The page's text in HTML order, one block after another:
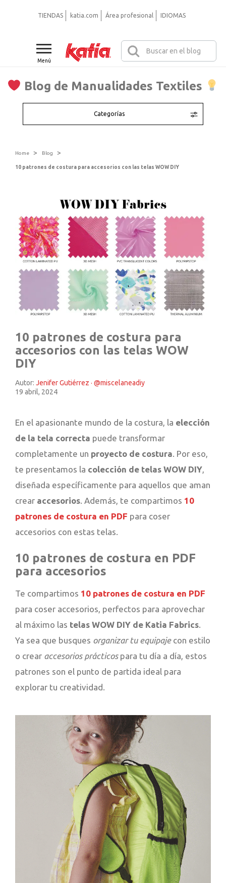
Menú
Blog de Manualidades Textiles
Categorías
TIENDAS katia.com Área profesional IDIOMAS
Home > Blog >
10 patrones de costura para accesorios con las telas WOW DIY
10 patrones de costura para
accesorios con las telas WOW
DIY
Autor: Jenifer Gutiérrez · @miscelaneadiy
19 abril, 2024
En el apasionante mundo de la costura, la elección
de la tela correcta puede transformar
completamente un proyecto de costura. Por eso,
te presentamos la colección de telas WOW DIY,
diseñada específicamente para aquellos que aman
crear accesorios. Además, te compartimos 10
patrones de costura en PDF para coser
accesorios con estas telas.
10 patrones de costura en PDF
para accesorios
Te compartimos 10 patrones de costura en PDF
para coser accesorios, perfectos para aprovechar
al máximo las telas WOW DIY de Katia Fabrics.
Ya sea que busques organizar tu equipajecon estilo
o crear accesorios prácticospara tu día a día, estos
patrones son el punto de partida ideal para
explorar tu creatividad.